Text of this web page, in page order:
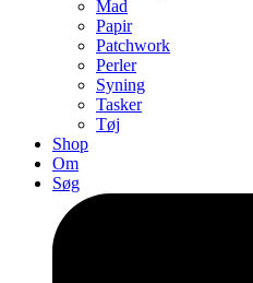
Mad
Papir
Patchwork
Perler
Syning
Tasker
Tøj
Shop
Om
Søg